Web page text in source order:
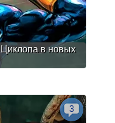
в новых
3